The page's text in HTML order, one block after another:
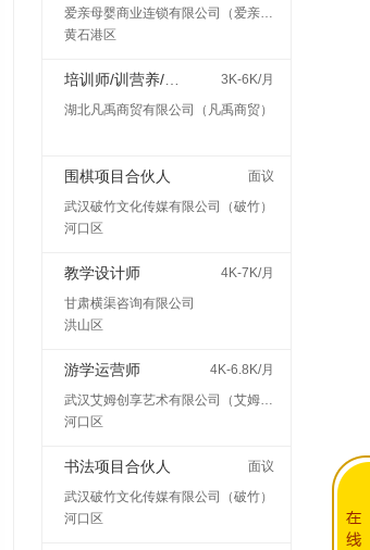
爱亲母婴商业连锁有限公司（爱亲母婴）
黄石港区
3K-6K/月
湖北凡禹商贸有限公司（凡禹商贸）
围棋项目合伙人
面议
武汉破竹文化传媒有限公司（破竹）
河口区
教学设计师
4K-7K/月
甘肃横渠咨询有限公司
洪山区
游学运营师
4K-6.8K/月
武汉艾姆创享艺术有限公司（艾姆创享）
河口区
书法项目合伙人
面议
武汉破竹文化传媒有限公司（破竹）
河口区